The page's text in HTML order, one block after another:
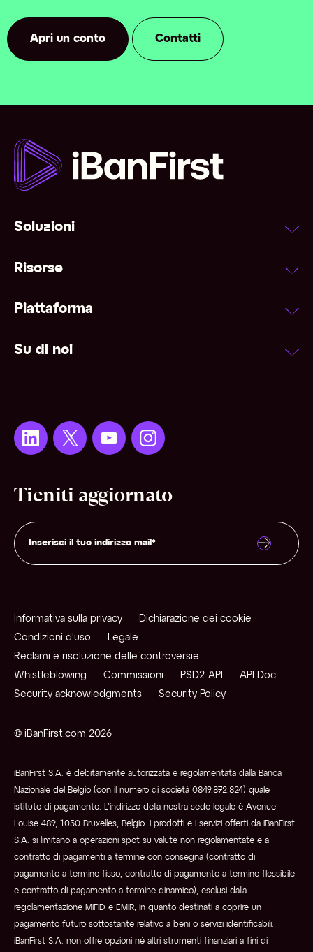
Apri un conto Contatti
Soluzioni
Risorse
Piattaforma
Su di noi
Tieniti aggiornato
© iBanFirst.com 2026
Informativa sulla privacy Dichiarazione dei cookie
Condizioni d'uso Legale
Reclami e risoluzione delle controversie
Whistleblowing Commissioni PSD2 API API Doc
Security acknowledgments Security Policy
iBanFirst S.A. è debitamente autorizzata e regolamentata dalla Banca
Nazionale del Belgio (con il numero di società 0849.872.824) quale
istituto di pagamento. L’indirizzo della nostra sede legale è Avenue
Louise 489, 1050 Bruxelles, Belgio. I prodotti e i servizi offerti da iBanFirst
S.A. si limitano a operazioni spot su valute non regolamentate e a
contratto di pagamenti a termine con consegna (contratto di
pagamento a termine fisso, contratto di pagamento a termine flessibile
e contratto di pagamento a termine dinamico), esclusi dalla
regolamentazione MiFID e EMIR, in quanto destinati a coprire un
pagamento futuro sottostante relativo a beni o servizi identificabili.
iBanFirst S.A. non offre opzioni né altri strumenti finanziari a fini di